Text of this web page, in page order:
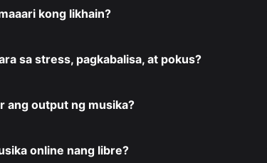
kong likhain?
sa stress, pagkabalisa, at pokus?
ang output ng musika?
online nang libre?